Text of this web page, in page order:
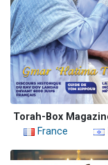
Torah-Box
France